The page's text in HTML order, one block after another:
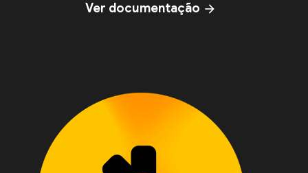
Ver documentação arrow_forward